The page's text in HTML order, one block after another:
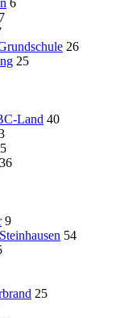
6
7
26
25
Land 40
36
9
54
25